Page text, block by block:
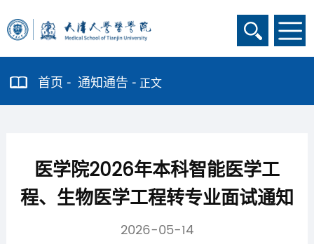
首页 通知通告 正文
医学院2026年本科智能医学工
程、生物医学工程转专业面试通知
2026-05-14